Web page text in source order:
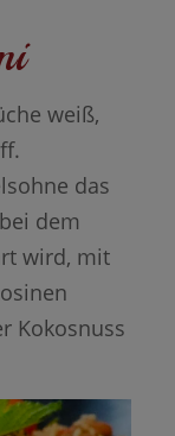
weiß,
das
dem
wird, mit
Kokosnuss